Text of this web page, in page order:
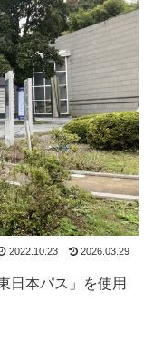
2022.10.23 2026.03.29
日本パス」を使用